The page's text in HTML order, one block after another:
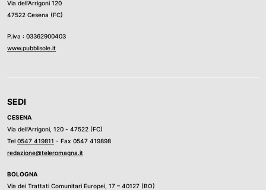
Via dell’Arrigoni 120
47522 Cesena (FC)
P.iva : 03362900403
www.pubblisole.it
SEDI
CESENA
Via dell’Arrigoni, 120 - 47522 (FC)
Tel 0547 419811 - Fax 0547 419898
redazione@teleromagna.it
BOLOGNA
Via dei Trattati Comunitari Europei, 17 – 40127 (BO)